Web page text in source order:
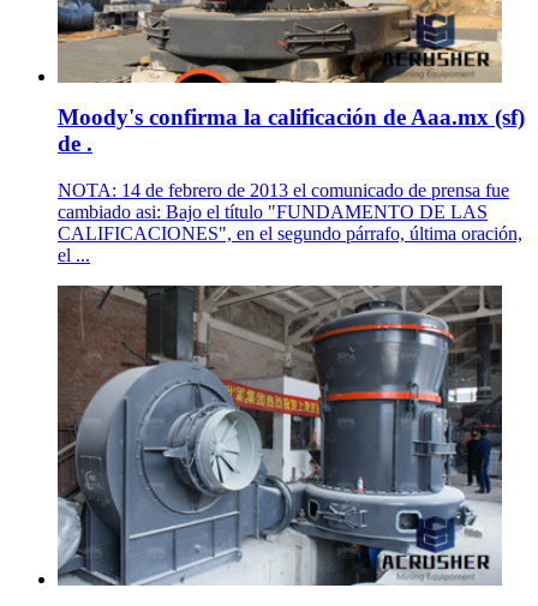
Moody's confirma la calificación de Aaa.mx (sf)
de .
NOTA: 14 de febrero de 2013 el comunicado de prensa fue
cambiado asi: Bajo el título "FUNDAMENTO DE LAS
CALIFICACIONES", en el segundo párrafo, última oración,
el ...